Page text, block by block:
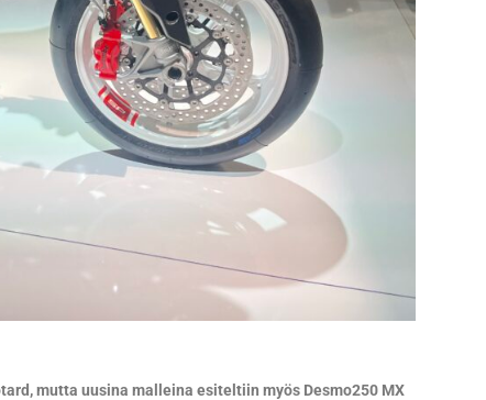
mutta uusina malleina esiteltiin myös Desmo250 MX